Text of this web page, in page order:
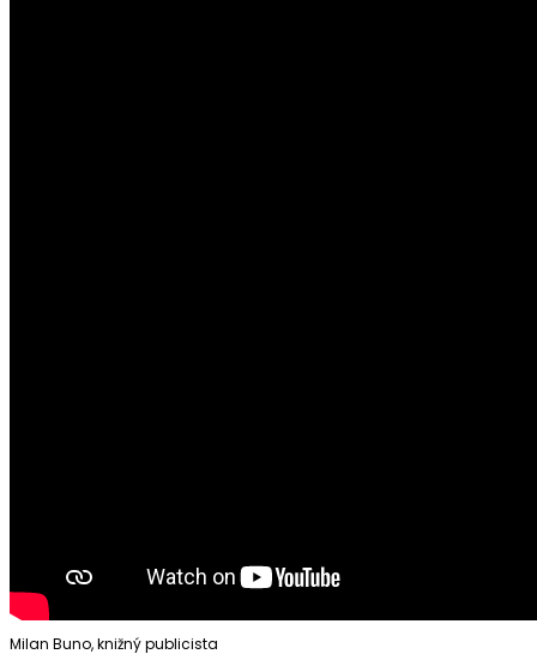
Milan Buno, knižný publicista